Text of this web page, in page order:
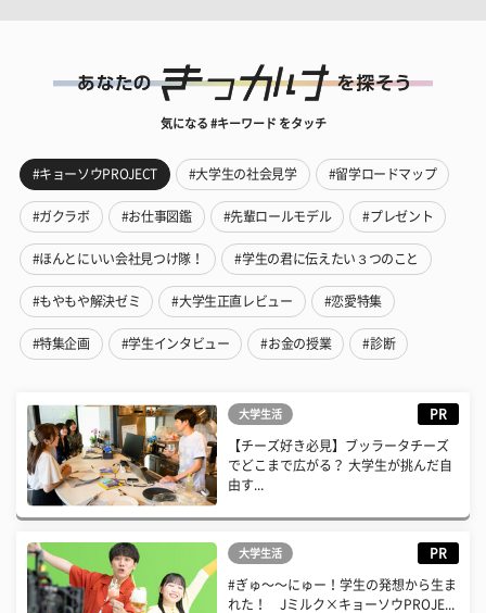
気になる #キーワード をタッチ
#キョーソウPROJECT #大学生の社会見学 #留学ロードマップ
#ガクラボ #お仕事図鑑 #先輩ロールモデル #プレゼント
#ほんとにいい会社見つけ隊！ #学生の君に伝えたい３つのこと
#もやもや解決ゼミ #大学生正直レビュー #恋愛特集
#特集企画 #学生インタビュー #お金の授業 #診断
大学生活 PR
【チーズ好き必見】ブッラータチーズ
でどこまで広がる？ 大学生が挑んだ自
由す...
大学生活 PR
#ぎゅ〜〜にゅー！学生の発想から生ま
れた！ Jミルク×キョーソウPROJE...